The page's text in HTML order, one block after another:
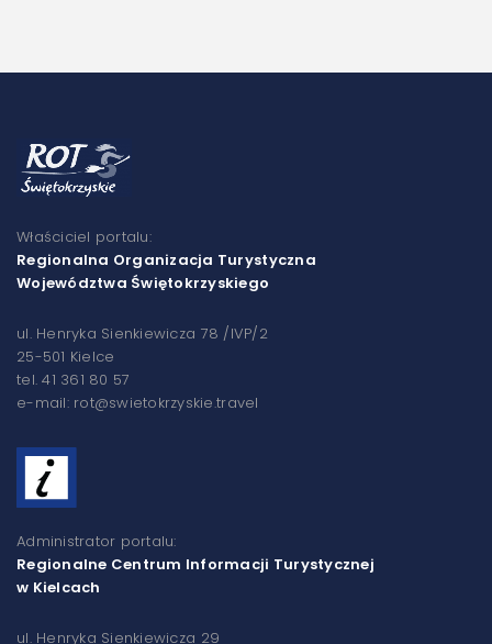
Właściciel portalu:
Regionalna Organizacja Turystyczna
Województwa Świętokrzyskiego
ul. Henryka Sienkiewicza 78 /IVP/2
25-501 Kielce
tel. 41 361 80 57
e-mail: rot@swietokrzyskie.travel
Administrator portalu:
Regionalne Centrum Informacji Turystycznej
w Kielcach
ul. Henryka Sienkiewicza 29